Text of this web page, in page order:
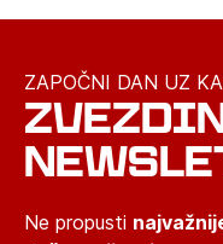
ZAPOČNI DAN UZ
Ne propusti